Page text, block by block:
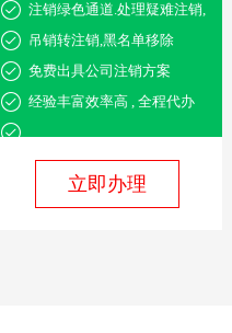
注销绿色通道.处理疑难注销,
吊销转注销,黑名单移除
免费出具公司注销方案
经验丰富效率高 , 全程代办
立即办理